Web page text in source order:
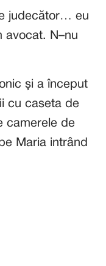
judecător… eu
avocat. N–nu
și a început
cu caseta de
camerele de
Maria intrând